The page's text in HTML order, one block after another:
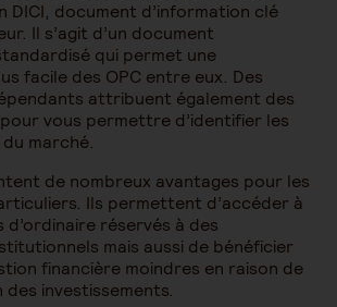
DICI, document d’information clé
Il s’agit d’un document
qui permet une
facile des OPC entre eux. Des
attribuent également des
vous permettre d’identifier les
marché.
de nombreux avantages pour les
Ils permettent d’accéder à
d’ordinaire réservés à des
mais aussi de bénéficier
financière moindres en raison de
investissements.